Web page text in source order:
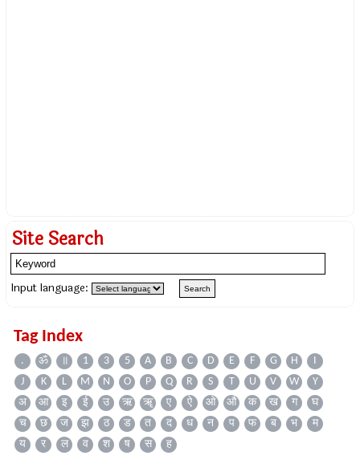
Site Search
Input language:
Tag Index
. ॐ ॥ 1 3 5 A B C D E F G H
I
J
K L M N O P Q R S T U V W
Y
अ
आ इ ई उ ऋ ॠ ए ऐ ओ औ क ख ग
घ
च
छ ज झ ठ ड त द ध न प फ ब भ
म
य
र ल व श ष स ह